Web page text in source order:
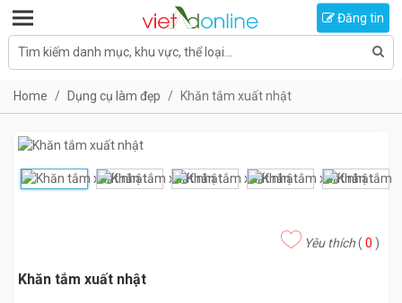
Toggle navigation
Tìm kiếm danh mục, khu vực, thể loại...
Đăng tin
Home Dụng cụ làm đẹp Khăn tắm xuất nhật
Yêu thích( 0 )
Khăn tắm xuất nhật